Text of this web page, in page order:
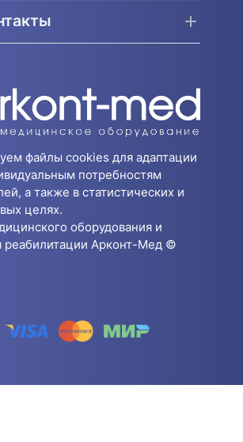
файлы cookies для адаптации
потребностям
а также в статистических и
целях.
оборудования и
реабилитации Арконт-Мед ©